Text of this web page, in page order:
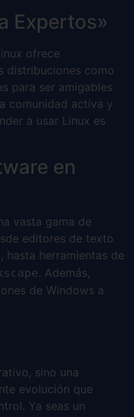
Expertos»
ofrece
distribuciones como
para ser amigables
comunidad activa y
a usar Linux es
en
vasta gama de
editores de texto
, hasta herramientas de
. Además,
de Windows a
sino una
evolución que
Ya seas un